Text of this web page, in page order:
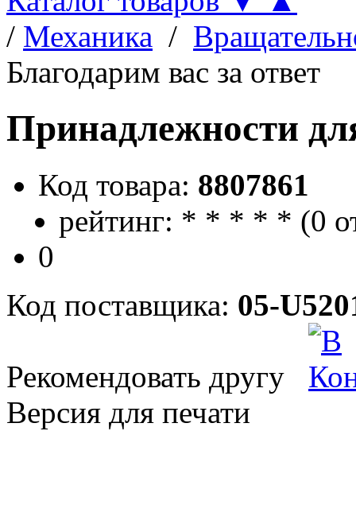
/ Механика /
Благодарим вас за ответ
Принадлежности
Код товара: 8807861
рейтинг: * * * * * (0
0
Код поставщика: 05-
Рекомендовать другу
Версия для печати